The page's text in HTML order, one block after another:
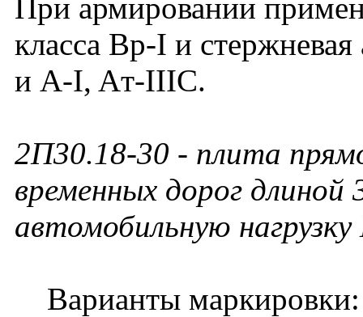
При армировании
класса Вр-I и
и А-I, Aт-IIIC.
2П30.18-30 - плита
временных дорог
автомобильную
Варианты маркировки: